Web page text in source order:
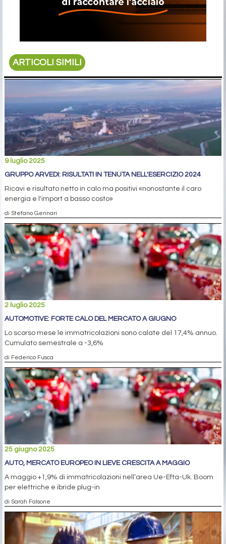
ARTICOLI SIMILI
9 luglio 2025
GRUPPO ARVEDI: RISULTATI IN TENUTA NELL'ESERCIZIO 2024
Ricavi e risultato netto in calo ma positivi «nonostante il caro
energia e l'import a basso costo»
di Stefano Gennari
2 luglio 2025
AUTOMOTIVE: FORTE CALO DEL MERCATO A GIUGNO
Lo scorso mese le immatricolazioni sono calate del 17,4% annuo.
Cumulato semestrale a -3,6%
di Federico Fusca
25 giugno 2025
AUTO, MERCATO EUROPEO IN LIEVE CRESCITA A MAGGIO
A maggio +1,9% di immatricolazioni nell’area Ue-Efta-Uk. Boom
per elettriche e ibride plug-in
di Sarah Falsone